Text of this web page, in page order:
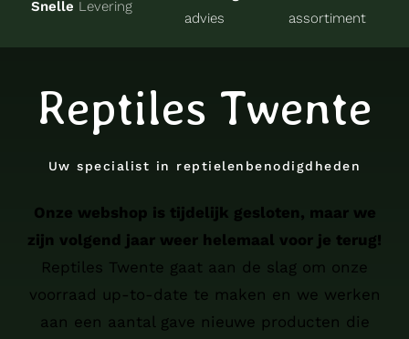
Snelle Levering
advies
assortiment
Reptiles Twente
Uw specialist in reptielenbenodigdheden
Onze webshop is tijdelijk gesloten, maar we
zijn volgend jaar weer helemaal voor je terug!
Reptiles Twente gaat aan de slag om onze
voorraad up-to-date te maken en we werken
aan een aantal gave nieuwe producten die